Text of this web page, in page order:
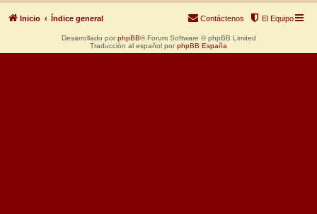
Inicio Índice general El Equipo
Contáctenos
Desarrollado por phpBB® Forum Software © phpBB Limited
Traducción al español por phpBB España